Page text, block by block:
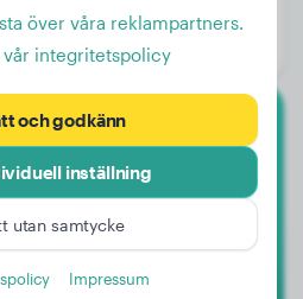
Mae
över våra reklampartners.
integritetspolicy
och godkänn
inställning
utan samtycke
Impressum